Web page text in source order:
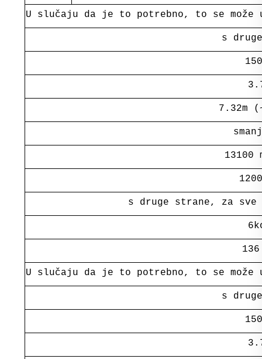
U slučaju da je to potrebno, to se
s
7.32m
13100
s druge strane, za
U slučaju da je to potrebno, to se
s